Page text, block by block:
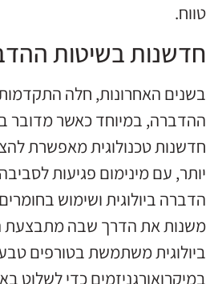
טווח.
חדשנות בשיטות
בשנים האחרונות, חלה
ההדברה, במיוחד כאשר מדובר
חדשנות טכנולוגית מאפשרת
יותר, עם מינימום פגיעות
הדברה ביולוגית ושימוש
משנות את הדרך שבה
ביולוגית משתמשת בטורפים
במיקרואורגניזמים כדי לשלוט